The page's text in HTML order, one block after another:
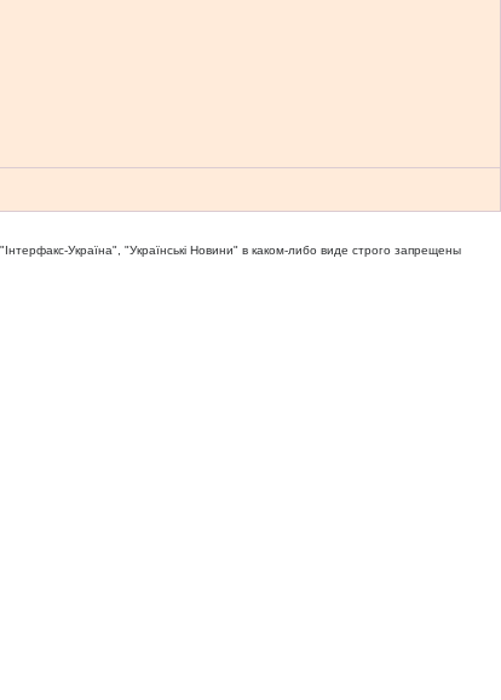
Україна", "Українськi Новини" в каком-либо виде строго запрещены